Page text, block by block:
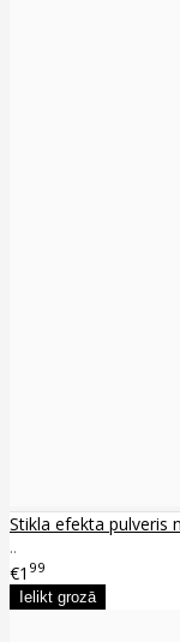
Stikla efekta pulveris
..
€1 99